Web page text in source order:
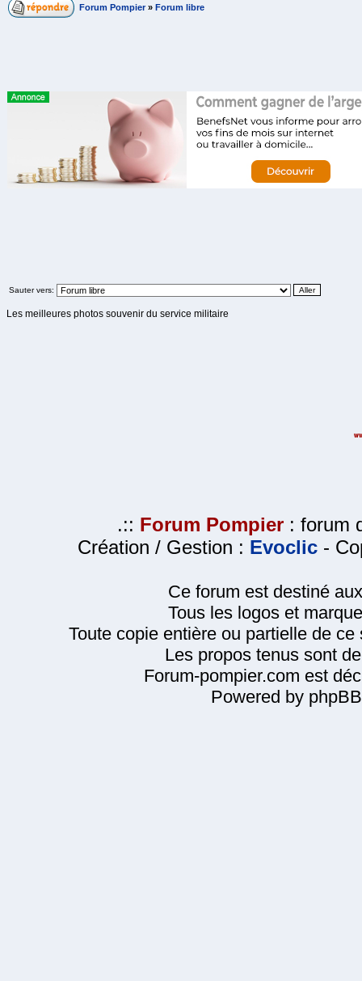
Forum Pompier » Forum libre
Sauter vers:
Les meilleures photos souvenir du service militaire
.:: Forum Pompier : forum
Création / Gestion : Evoclic -
Ce forum est destiné
Tous les logos et
Toute copie entière ou partielle de
Les propos tenus sont
Forum-pompier.com est
Powered by